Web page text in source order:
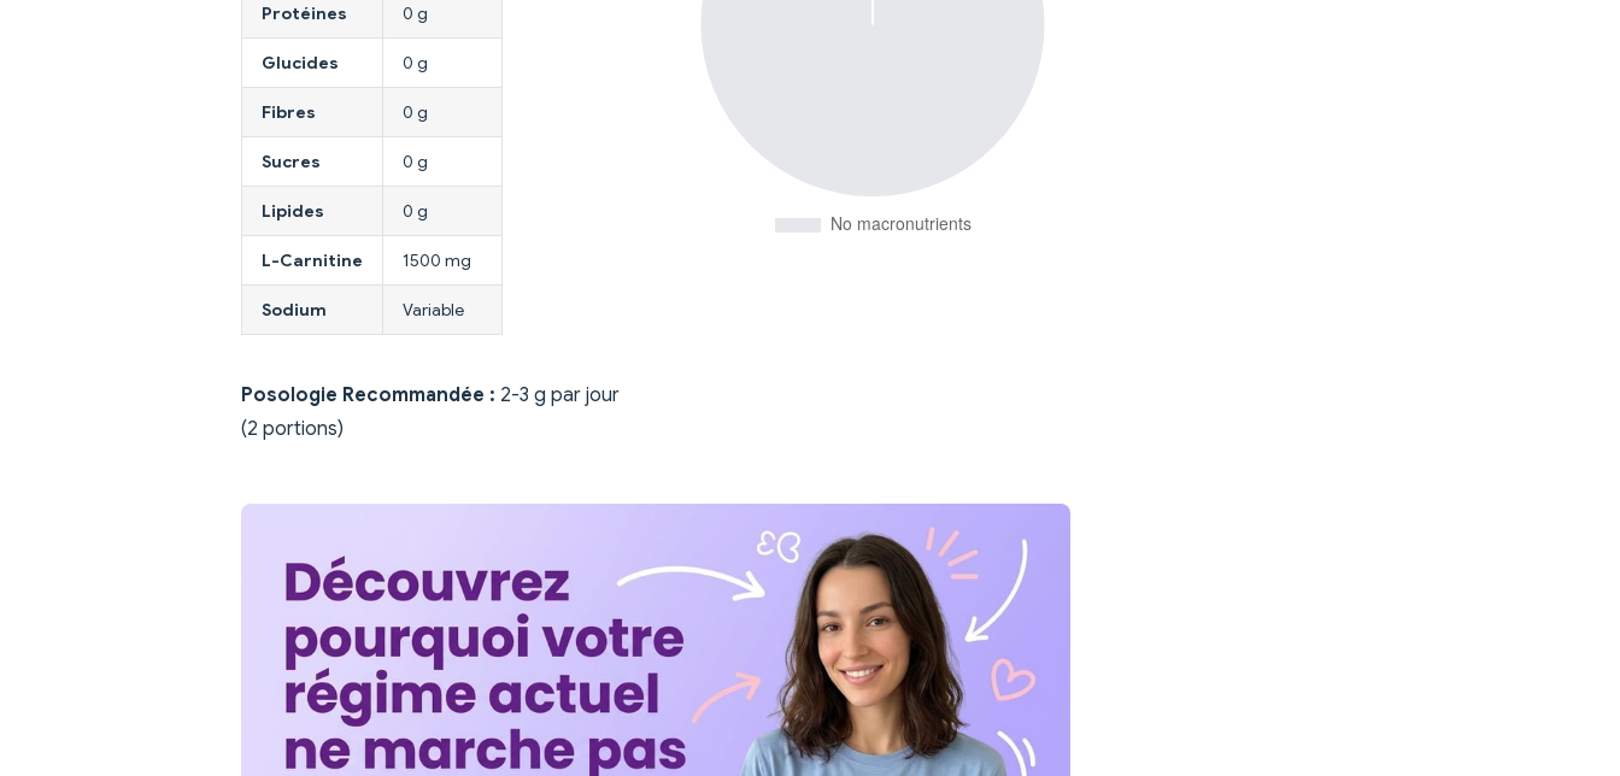
Protéines 0 g
Glucides 0 g
Fibres 0 g
Sucres 0 g
Lipides 0 g
L-Carnitine 1500 mg
Sodium Variable
Posologie Recommandée : 2-3 g par jour
(2 portions)